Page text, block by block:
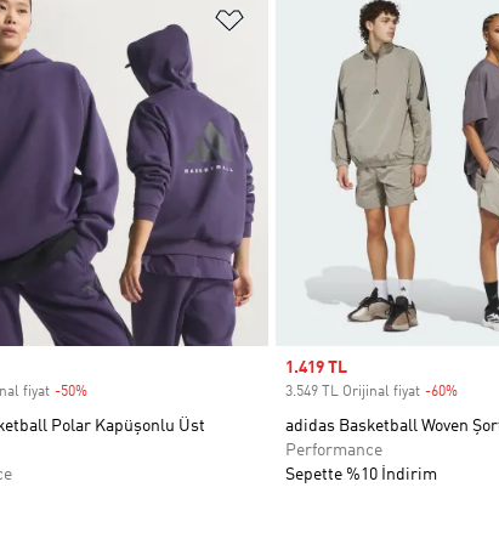
Ekle Favori Listesine Ekle
fiyat -50%Discount
Polar Kapüşonlu Üst
Sale price
1.419 TL
3.549 TL Orijinal fiyat -60%
adidas Basketball Woven
Performance
Sepette %10 İndirim